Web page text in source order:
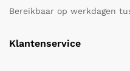
Bereikbaar op werkdagen
Klantenservice